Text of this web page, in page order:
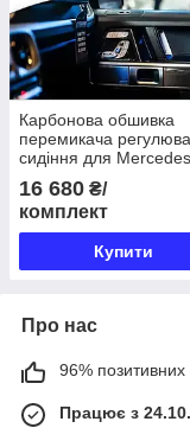
Карбонова обшивка
перемикача
сидіння для
Benz G-класу W465
16 680 ₴/
комплект
Купити
Про нас
96% позитивних
Працює з